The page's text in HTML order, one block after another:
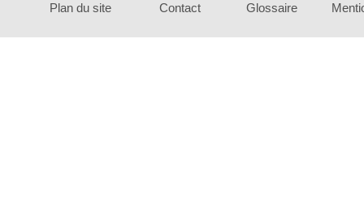
Plan du site Contact Glossaire